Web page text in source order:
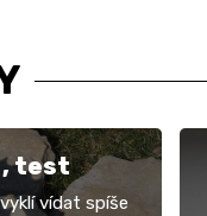
, test
vídat spíše